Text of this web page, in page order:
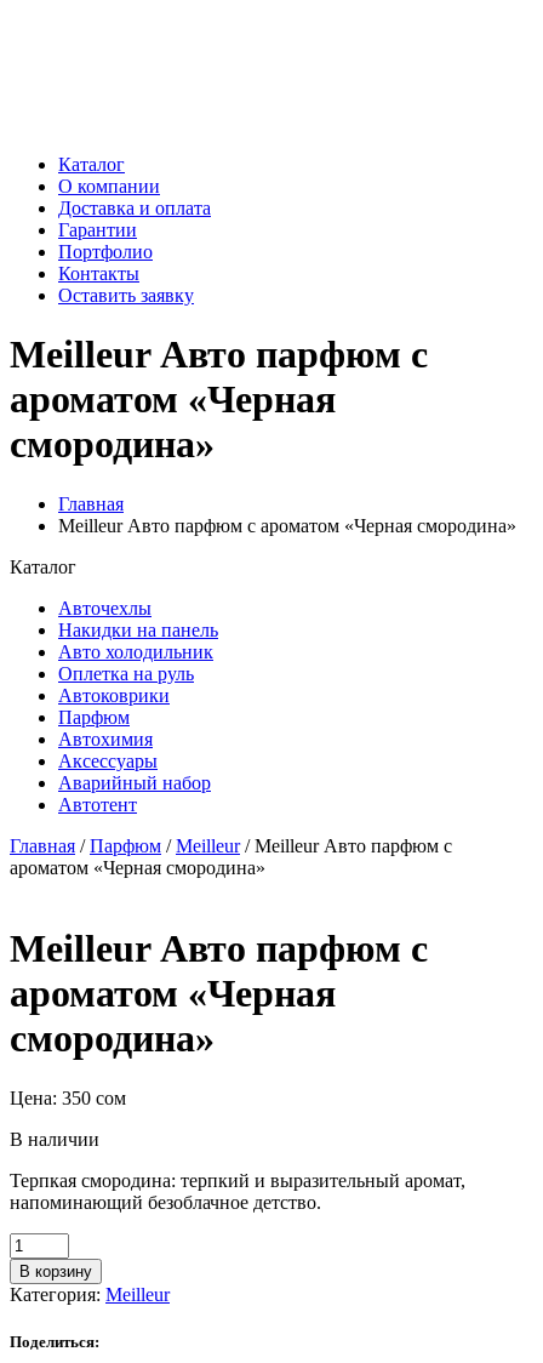
Каталог
О компании
Доставка и оплата
Гарантии
Портфолио
Контакты
Оставить заявку
Meilleur Авто парфюм с
ароматом «Черная
смородина»
Главная
Meilleur Авто парфюм с ароматом «Черная смородина»
Каталог
Авточехлы
Накидки на панель
Авто холодильник
Оплетка на руль
Автоковрики
Парфюм
Автохимия
Аксессуары
Аварийный набор
Автотент
Главная /Парфюм /Meilleur/ Meilleur Авто парфюм с
ароматом «Черная смородина»
Meilleur Авто парфюм с
ароматом «Черная
смородина»
Цена: 350 сом
В наличии
Терпкая смородина: терпкий и выразительный аромат,
напоминающий безоблачное детство.
Количество
товара
Meilleur
Авто
с
В корзину
Категория: Meilleur
Поделиться: